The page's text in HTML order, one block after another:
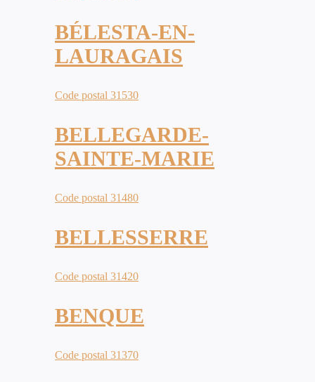
BÉLESTA-EN-
LAURAGAIS
Code postal 31530
BELLEGARDE-
SAINTE-MARIE
Code postal 31480
BELLESSERRE
Code postal 31420
BENQUE
Code postal 31370